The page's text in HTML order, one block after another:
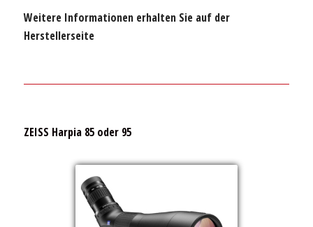
Weitere Informationen erhalten Sie auf der
Herstellerseite
ZEISS Harpia 85 oder 95